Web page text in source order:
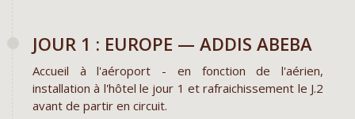
JOUR 1 : EUROPE — ADDIS ABEBA
Accueil à l'aéroport - en fonction de l'aérien,
installation à l'hôtel le jour 1 et rafraichissement le J.2
avant de partir en circuit.